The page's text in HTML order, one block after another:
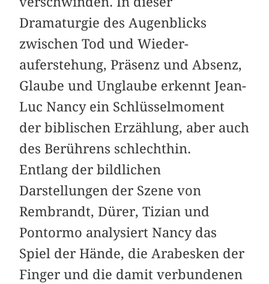
Dramaturgie des Augenblicks
zwischen Tod und Wieder­
auferstehung, Präsenz und Absenz,
Glaube und Unglaube erkennt Jean-
Luc Nancy ein Schlüsselmoment
der biblischen Erzählung, aber auch
des Berührens schlechthin.
Entlang der bildlichen
Darstellungen der Szene von
Rembrandt, Dürer, Tizian und
Pontormo analysiert Nancy das
Spiel der Hände, die Arabesken der
Finger und die damit verbundenen